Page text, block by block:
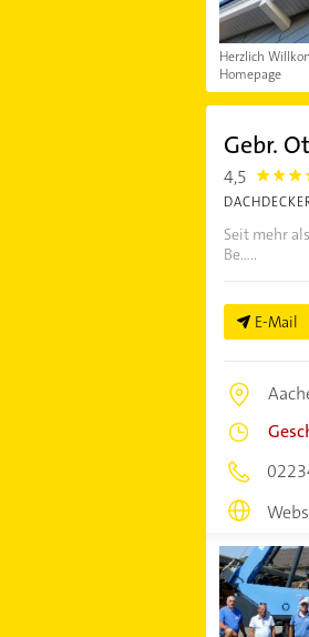
Herzlich
Homepage
Gebr.
4,5 4.5
Seit mehr
Be.....
E-Mail